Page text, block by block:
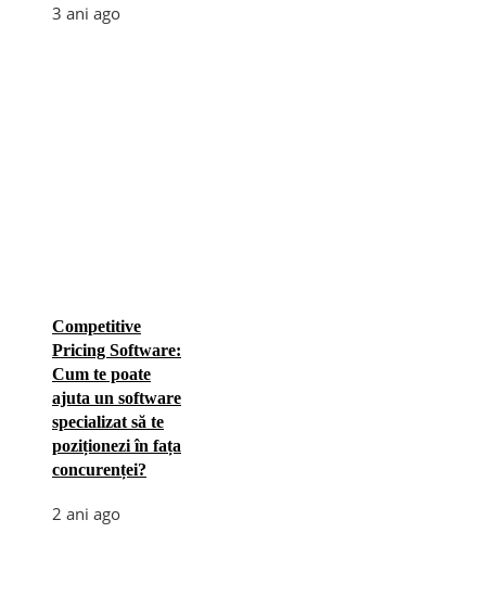
3 ani ago
Competitive
Pricing Software:
Cum te poate
ajuta un software
specializat să te
poziționezi în fața
concurenței?
2 ani ago